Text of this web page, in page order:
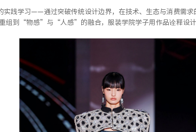
践学习——通过突破传统设计边界，在技术、生态与消费需求
组到“物感”与“人感”的融合，服装学院学子用作品诠释设计